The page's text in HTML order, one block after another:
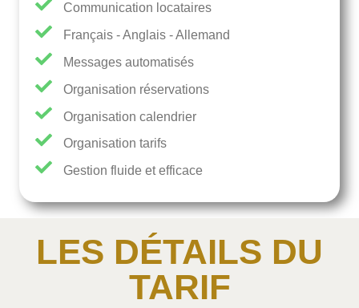
Communication locataires
Français - Anglais - Allemand
Messages automatisés
Organisation réservations
Organisation calendrier
Organisation tarifs
Gestion fluide et efficace
LES DÉTAILS DU
TARIF